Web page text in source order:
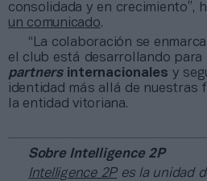
consolidada y en crecimiento”,
un comunicado.
“La colaboración se
el club está desarrollando para
partnersinternacionales y
identidad más allá de nuestras
la entidad vitoriana.
Sobre Intelligence 2P
Intelligence 2Pes la unidad